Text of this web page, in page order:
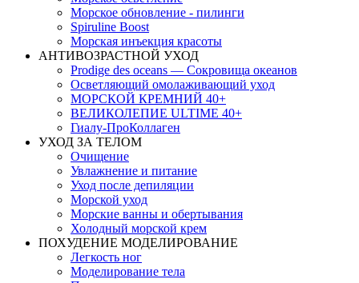
Морское обновление - пилинги
Spiruline Boost
Морская инъекция красоты
АНТИВОЗРАСТНОЙ УХОД
Prodige des oceans — Сокровища океанов
Осветляющий омолаживающий уход
МОРСКОЙ КРЕМНИЙ 40+
ВЕЛИКОЛЕПИЕ ULTIME 40+
Гиалу-ПроКоллаген
УХОД ЗА ТЕЛОМ
Очищение
Увлажнение и питание
Уход после депиляции
Морской уход
Морские ванны и обертывания
Холодный морской крем
ПОХУДЕНИЕ МОДЕЛИРОВАНИЕ
Легкость ног
Моделирование тела